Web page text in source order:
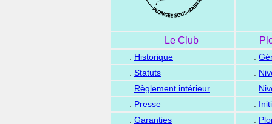
Le Club
Historique
Statuts
Règlement intérieur
Presse
Garanties